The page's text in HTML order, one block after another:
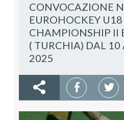
CONVOCAZIONE
EUROHOCKEY U18
CHAMPIONSHIP II
( TURCHIA) DAL 10
2025